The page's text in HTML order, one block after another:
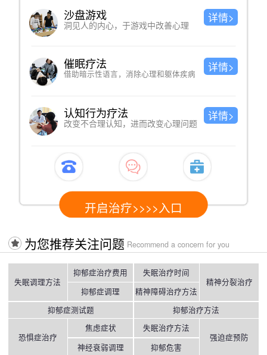
沙盘游戏
洞见人的内心，于游戏中改善心理
详情>
催眠疗法
借助暗示性语言，消除心理和躯体疾病
详情>
认知行为疗法
改变不合理认知，进而改变心理问题
详情>
开启治疗>>>>入口
为您推荐关注问题 Recommend a concern for you
失眠调理方法
抑郁症治疗费用
抑郁症调理
失眠治疗时间
精神障碍治疗方法
精神分裂治疗
抑郁症测试题 抑郁治疗方法
恐惧症治疗
焦虑症状
神经衰弱调理
失眠治疗方法
抑郁危害
强迫症预防